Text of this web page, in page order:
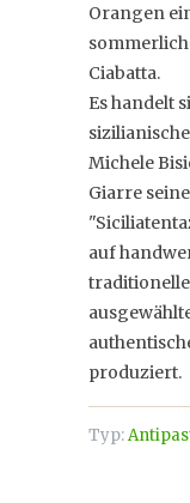
Orangen
Ciabatta.
Es handelt
Michele
Giarre
auf
produziert.
Typ: